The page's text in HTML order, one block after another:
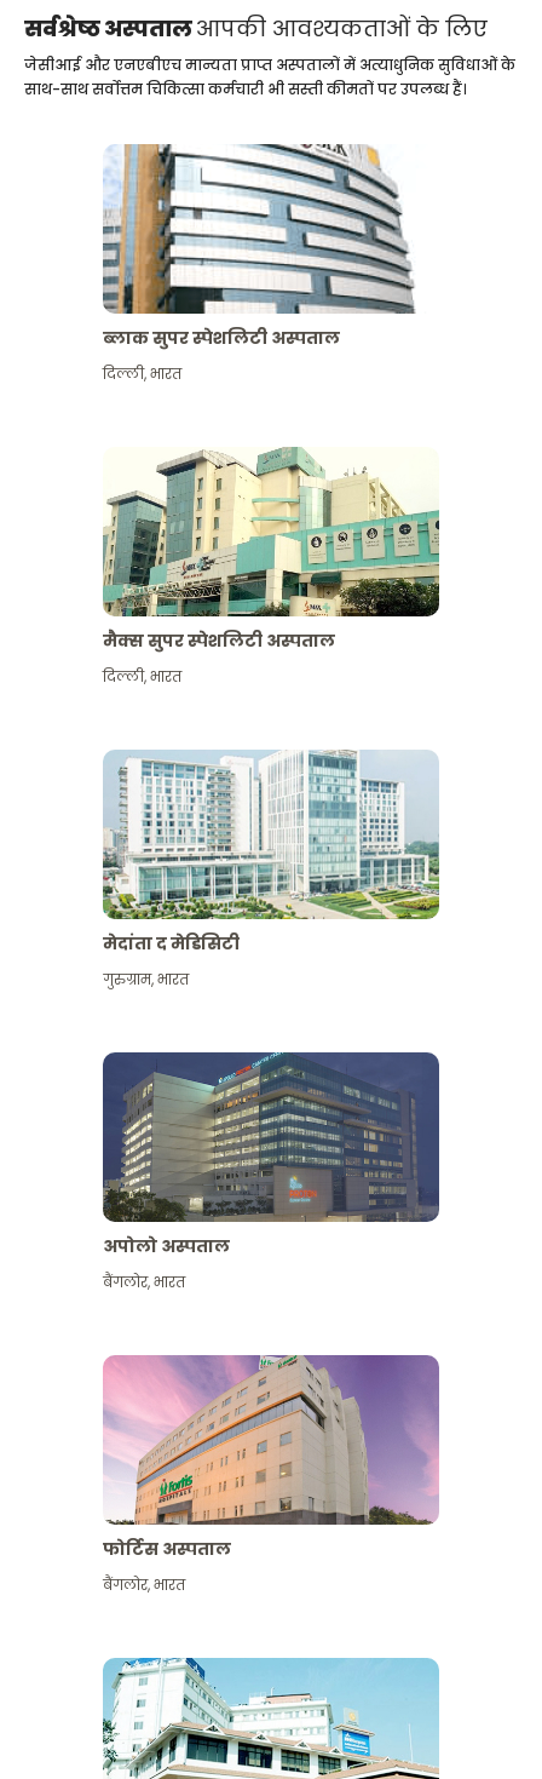
सर्वश्रेष्ठ अस्पतालआपकी आवश्यकताओं के लिए
जेसीआई और एनएबीएच मान्यता प्राप्त अस्पतालों में अत्याधुनिक सुविधाओं के
साथ-साथ सर्वोत्तम चिकित्सा कर्मचारी भी सस्ती कीमतों पर उपलब्ध हैं।
ब्लाक सुपर स्पेशलिटी अस्पताल
दिल्ली,भारत
मैक्स सुपर स्पेशलिटी अस्पताल
दिल्ली,भारत
मेदांता द मेडिसिटी
गुरुग्राम,भारत
अपोलो अस्पताल
बैंगलोर,भारत
फोर्टिस अस्पताल
बैंगलोर,भारत